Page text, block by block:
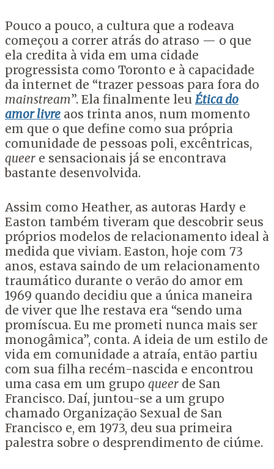
Pouco a pouco, a cultura que a rodeava
começou a correr atrás do atraso — o que
ela credita à vida em uma cidade
progressista como Toronto e à capacidade
da internet de “trazer pessoas para fora do
mainstream”. Ela finalmente leu Ética do
amor livre aos trinta anos, num momento
em que o que define como sua própria
comunidade de pessoas poli, excêntricas,
queer e sensacionais já se encontrava
bastante desenvolvida.
Assim como Heather, as autoras Hardy e
Easton também tiveram que descobrir seus
próprios modelos de relacionamento ideal à
medida que viviam. Easton, hoje com 73
anos, estava saindo de um relacionamento
traumático durante o verão do amor em
1969 quando decidiu que a única maneira
de viver que lhe restava era “sendo uma
promíscua. Eu me prometi nunca mais ser
monogâmica”, conta. A ideia de um estilo de
vida em comunidade a atraía, então partiu
com sua filha recém-nascida e encontrou
uma casa em um grupo queer de San
Francisco. Daí, juntou-se a um grupo
chamado Organização Sexual de San
Francisco e, em 1973, deu sua primeira
palestra sobre o desprendimento de ciúme.